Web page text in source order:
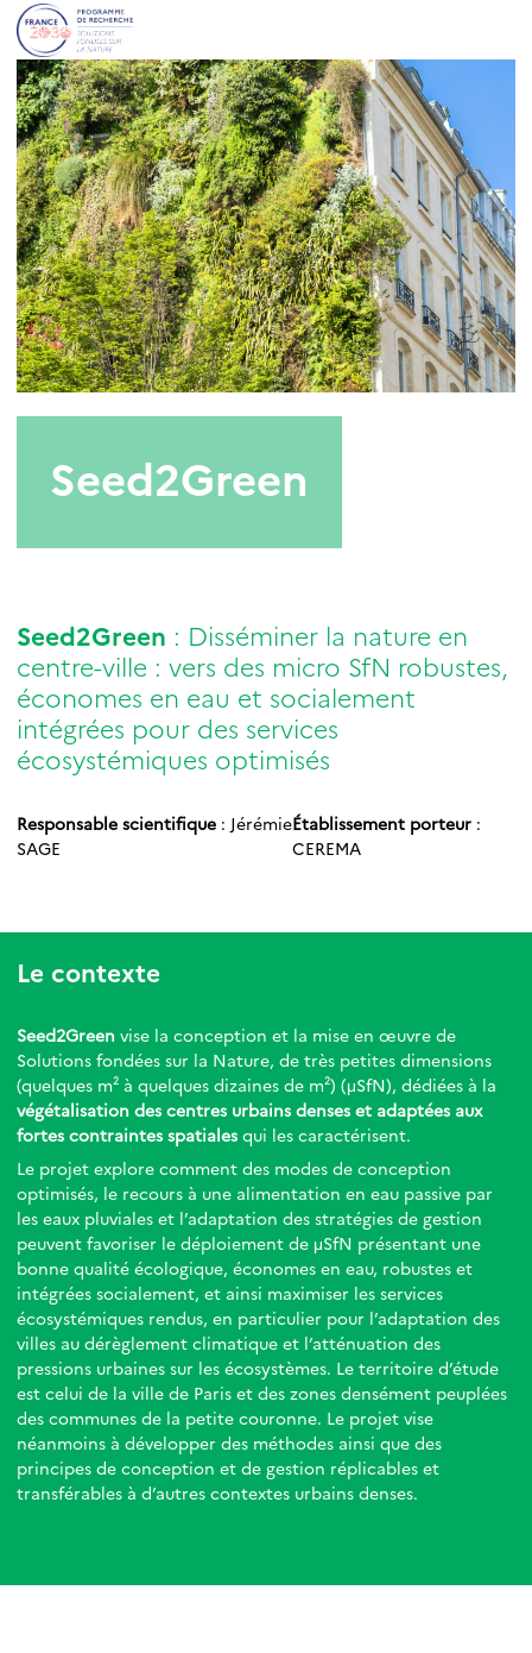
Seed2Green
Seed2Green : Disséminer la nature en
centre-ville : vers des micro SfN robustes,
économes en eau et socialement
intégrées pour des services
écosystémiques optimisés
Responsable scientifique : Jérémie
SAGE
Établissement porteur :
CEREMA
Le contexte
Seed2Green vise la conception et la mise en œuvre de
Solutions fondées sur la Nature, de très petites dimensions
(quelques m² à quelques dizaines de m²) (μSfN), dédiées à la
végétalisation des centres urbains denses et adaptées aux
fortes contraintes spatiales qui les caractérisent.
Le projet explore comment des modes de conception
optimisés, le recours à une alimentation en eau passive par
les eaux pluviales et l’adaptation des stratégies de gestion
peuvent favoriser le déploiement de μSfN présentant une
bonne qualité écologique, économes en eau, robustes et
intégrées socialement, et ainsi maximiser les services
écosystémiques rendus, en particulier pour l’adaptation des
villes au dérèglement climatique et l’atténuation des
pressions urbaines sur les écosystèmes. Le territoire d’étude
est celui de la ville de Paris et des zones densément peuplées
des communes de la petite couronne. Le projet vise
néanmoins à développer des méthodes ainsi que des
principes de conception et de gestion réplicables et
transférables à d’autres contextes urbains denses.